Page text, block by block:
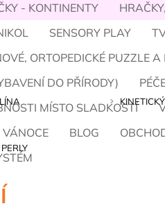
- KONTINENTY
SENSORY PLAY
ORTOPEDICKÉ PUZZLE A
DO PŘÍRODY)
MÍSTO SLADKOSTÍ
BLOG